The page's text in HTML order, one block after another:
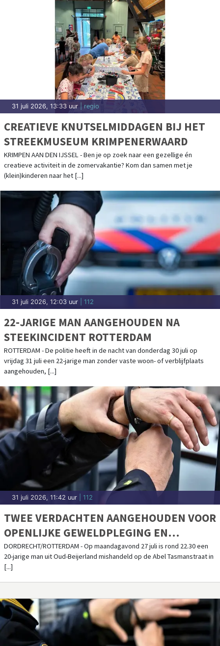
31 juli 2026, 13:33 uur | regio
CREATIEVE KNUTSELMIDDAGEN BIJ HET
STREEKMUSEUM KRIMPENERWAARD
KRIMPEN AAN DEN IJSSEL - Ben je op zoek naar een gezellige én
creatieve activiteit in de zomervakantie? Kom dan samen met je
(klein)kinderen naar het [...]
31 juli 2026, 12:03 uur | 112
22-JARIGE MAN AANGEHOUDEN NA
STEEKINCIDENT ROTTERDAM
ROTTERDAM - De politie heeft in de nacht van donderdag 30 juli op
vrijdag 31 juli een 22-jarige man zonder vaste woon- of verblijfplaats
aangehouden, [...]
31 juli 2026, 11:42 uur | 112
TWEE VERDACHTEN AANGEHOUDEN VOOR
OPENLIJKE GEWELDPLEGING EN
BEDREIGING
DORDRECHT/ROTTERDAM - Op maandagavond 27 juli is rond 22.30 een
20-jarige man uit Oud-Beijerland mishandeld op de Abel Tasmanstraat in
[...]